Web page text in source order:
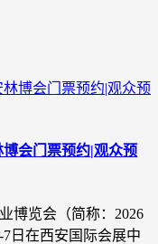
会门票预约|观众预
博览会（简称：2026
日在西安国际会展中